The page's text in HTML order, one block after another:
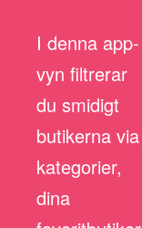
I denna app-
vyn filtrerar
du smidigt
butikerna via
kategorier,
dina